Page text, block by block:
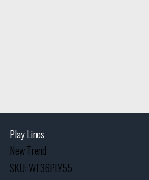
Play Lines
New Trend
SKU: WT36PLY55